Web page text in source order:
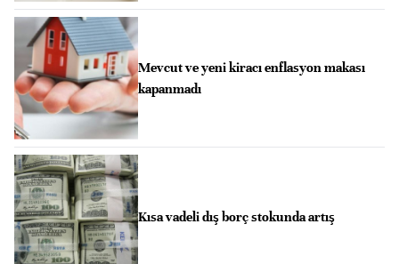
Mevcut ve yeni kiracı enflasyon makası
kapanmadı
Kısa vadeli dış borç stokunda artış